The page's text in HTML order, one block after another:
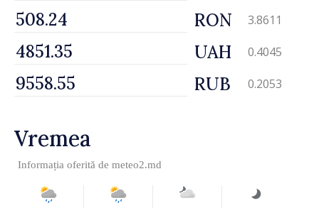
RON 3.8611
UAH 0.4045
RUB 0.2053
Vremea
Informația oferită de meteo2.md